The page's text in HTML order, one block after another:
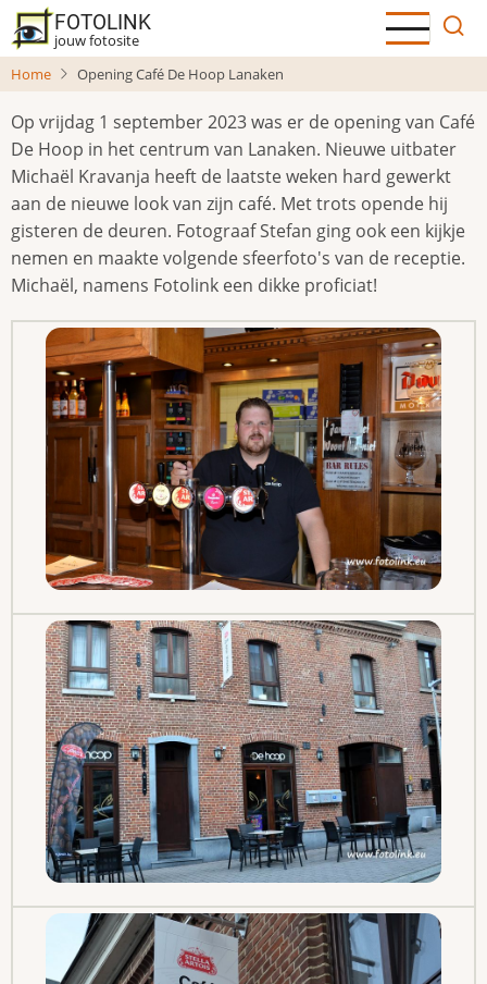
Overslaan
en
naar
inhoud
gaan
FOTOLINK
jouw fotosite
Home
Opening Café De Hoop Lanaken
Op vrijdag 1 september 2023 was er de opening van Café
De Hoop in het centrum van Lanaken. Nieuwe uitbater
Michaël Kravanja heeft de laatste weken hard gewerkt
aan de nieuwe look van zijn café. Met trots opende hij
gisteren de deuren. Fotograaf Stefan ging ook een kijkje
nemen en maakte volgende sfeerfoto's van de receptie.
Michaël, namens Fotolink een dikke proficiat!